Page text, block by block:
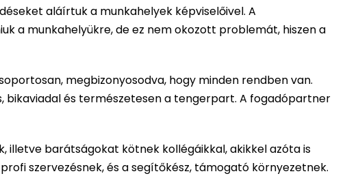
aláírtuk a munkahelyek képviselőivel. A
a munkahelyükre, de ez nem okozott problemát, hiszen a
megbizonyosodva, hogy minden rendben van.
bikaviadal és természetesen a tengerpart. A fogadópartner
illetve barátságokat kötnek kollégáikkal, akikkel azóta is
szervezésnek, és a segítőkész, támogató környezetnek.